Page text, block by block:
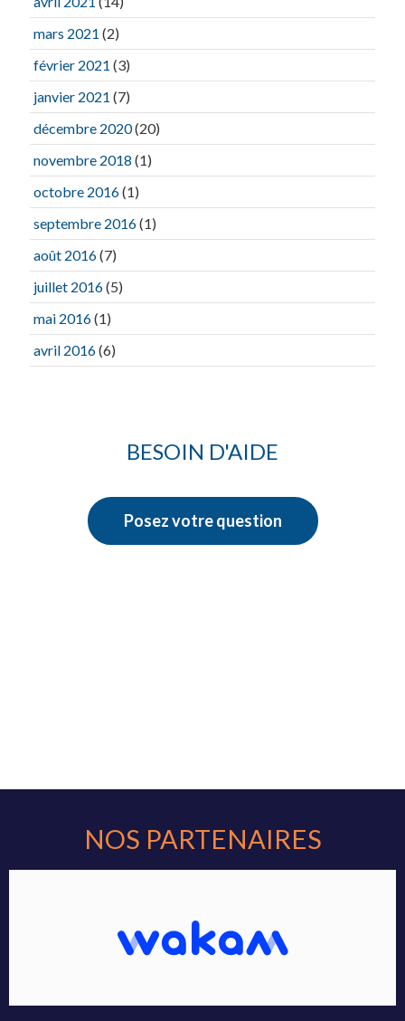
mars 2021 (2)
février 2021 (3)
janvier 2021 (7)
décembre 2020(20)
novembre 2018 (1)
octobre 2016(1)
septembre 2016(1)
août 2016(7)
juillet 2016(5)
mai 2016(1)
avril 2016(6)
BESOIN D'AIDE
Posez votre question
NOS PARTENAIRES